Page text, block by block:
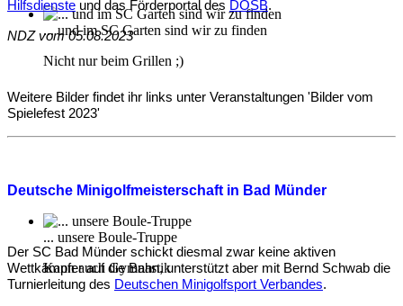
... und im SC Garten sind wir zu finden
Nicht nur beim Grillen ;)
... unsere Boule-Truppe
Kann auch Gymnastik
Hilfsdienste und das Förderportal des DOSB.
NDZ vom 05.08.2023
Weitere Bilder findet ihr links unter Veranstaltungen 'Bilder vom
Spielefest 2023'
Deutsche Minigolfmeisterschaft in Bad Münder
Der SC Bad Münder schickt diesmal zwar keine aktiven
Wettkämpfer auf die Bahn, unterstützt aber mit Bernd Schwab die
Turnierleitung des Deutschen Minigolfsport Verbandes.